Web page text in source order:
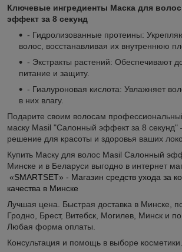
Ключевые ингредиенты Маска для
эффект за 8 секунд
- Гидролизованные протеины:
волос, восстанавливая их внутреннюю
- Экстракты растений: Обеспечивают
питание и защиту.
- Гиалуроновая кислота: Увлажняет
в них влагу.
Подарите своим волосам
маску Masil "Салонный эффект за 8
решение для красоты и здоровья ваших
Купить Маску для волос Masil Салонный
Минске и в Беларуси выгодно в интернет
«SMARTSET» - Магазин средств ухода за
качества в Минске
Лучшая цена. Быстрая доставка в Минске,
Гродно, Брест, Витебск, Могилев, Минск и
Любая форма оплаты.
Консультация и помощь в выборе косметики.